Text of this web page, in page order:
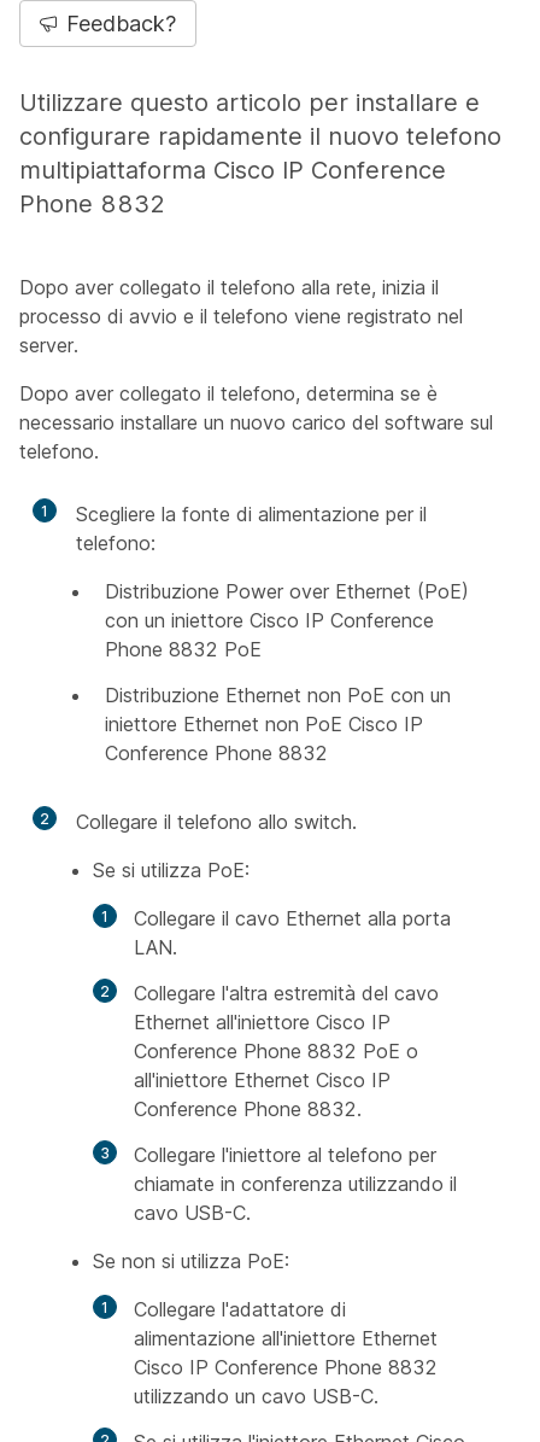
Feedback?
Utilizzare questo articolo per installare e
configurare rapidamente il nuovo telefono
multipiattaforma Cisco IP Conference
Phone 8832
Dopo aver collegato il telefono alla rete, inizia il
processo di avvio e il telefono viene registrato nel
server.
Dopo aver collegato il telefono, determina se è
necessario installare un nuovo carico del software sul
telefono.
1
Scegliere la fonte di alimentazione per il
telefono:
Distribuzione Power over Ethernet (PoE)
con un iniettore Cisco IP Conference
Phone 8832 PoE
Distribuzione Ethernet non PoE con un
iniettore Ethernet non PoE Cisco IP
Conference Phone 8832
2
Collegare il telefono allo switch.
Se si utilizza PoE:
Collegare il cavo Ethernet alla porta
LAN.
Collegare l'altra estremità del cavo
Ethernet all'iniettore Cisco IP
Conference Phone 8832 PoE o
all'iniettore Ethernet Cisco IP
Conference Phone 8832.
Collegare l'iniettore al telefono per
chiamate in conferenza utilizzando il
cavo USB-C.
Se non si utilizza PoE:
Collegare l'adattatore di
alimentazione all'iniettore Ethernet
Cisco IP Conference Phone 8832
utilizzando un cavo USB-C.